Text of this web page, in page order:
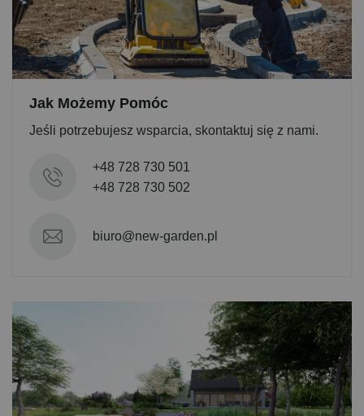
Jak Możemy Pomóc
Jeśli potrzebujesz wsparcia, skontaktuj się z nami.
+48 728 730 501
+48 728 730 502
biuro@new-garden.pl